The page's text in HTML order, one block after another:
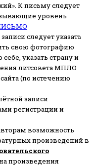
К письму следует
уровень
следует указать
свою фотографию
указать страну и
литсовета МПЛО
(по истечению
записи
регистрации и
возможность
произведений в
произведения